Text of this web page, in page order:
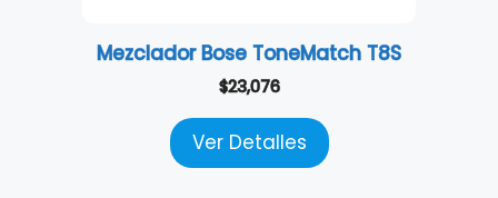
Mezclador Bose ToneMatch T8S
$23,076
Ver Detalles